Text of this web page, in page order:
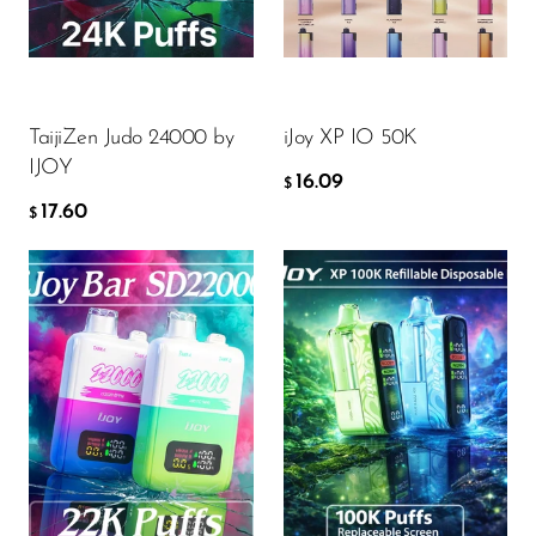
Geek Bar
Happy Stiks
Hulk Hogan
Humble
Hyde
Hyppe
Hyve
HQD
TaijiZen Judo 24000 by
IJOY
$ 17.60
$17.60
iJoy XP IO 50K
$ 16.09
$16.09
Flavor
$18.11
Flavor
$17.82